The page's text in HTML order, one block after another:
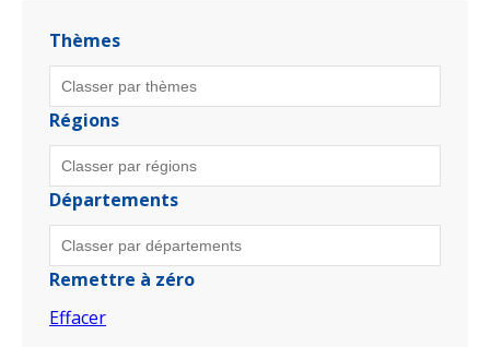
Thèmes
Régions
Départements
Remettre à zéro
Effacer